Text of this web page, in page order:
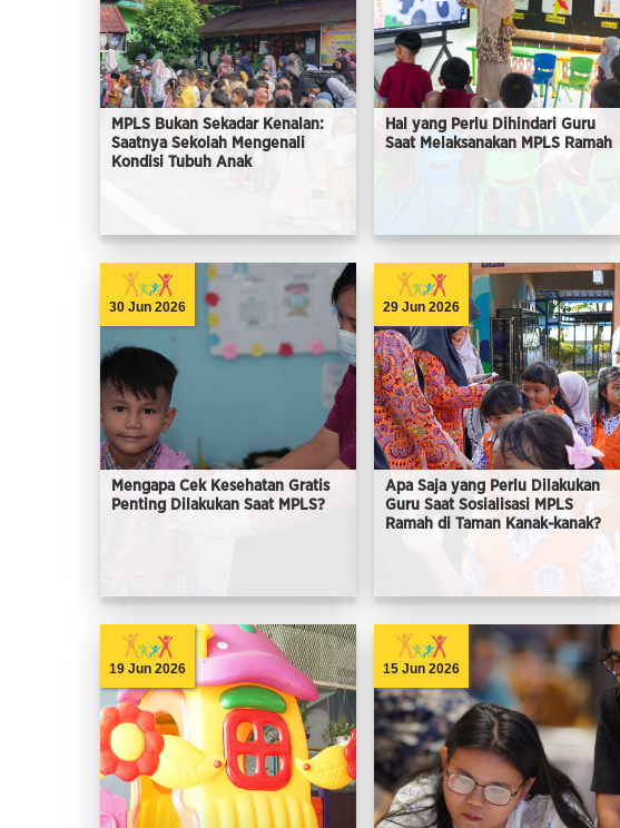
MPLS Bukan Sekadar Kenalan:
Saatnya Sekolah Mengenali
Kondisi Tubuh Anak
Hal yang Perlu Dihindari Guru
Saat Melaksanakan MPLS Ramah
30 Jun 2026
Mengapa Cek Kesehatan Gratis
Penting Dilakukan Saat MPLS?
29 Jun 2026
Apa Saja yang Perlu Dilakukan
Guru Saat Sosialisasi MPLS
Ramah di Taman Kanak-kanak?
19 Jun 2026 15 Jun 2026